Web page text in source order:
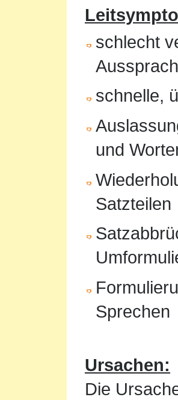
schlecht
schnelle,
und
Satzteilen
Sprechen
Ursachen:
Die